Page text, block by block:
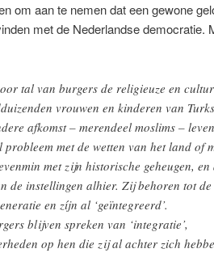
om aan te nemen dat een gewone
met de Nederlandse democratie.
tal van burgers de religieuze en
vrouwen en kinderen van
afkomst – merendeel moslims –
met de wetten van het land of
met zijn historische geheugen, en
de instellingen alhier. Zij behoren tot de
en zíjn al ‘geïntegreerd’.
blijven spreken van ‘integratie’,
op hen die zij al achter zich